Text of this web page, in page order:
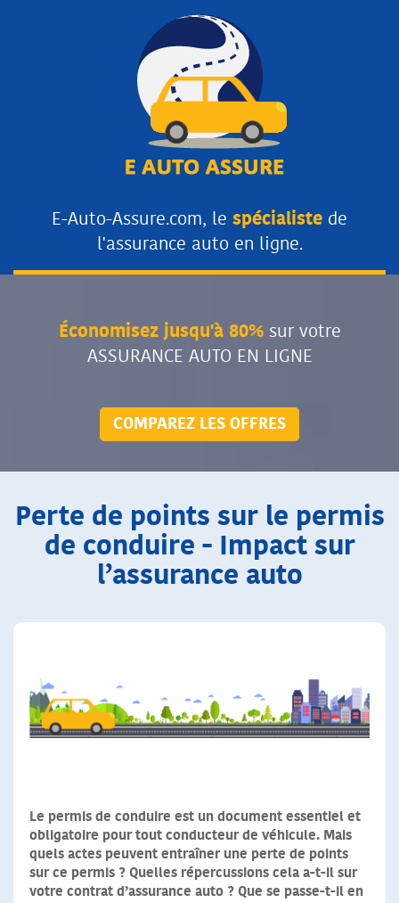
E-Auto-Assure.com, le spécialiste de
l'assurance auto en ligne.
Économisez jusqu'à 80% sur votre
ASSURANCE AUTO EN LIGNE
COMPAREZ LES OFFRES
Perte de points sur le permis
de conduire - Impact sur
l’assurance auto
Le permis de conduire est un document essentiel et
obligatoire pour tout conducteur de véhicule. Mais
quels actes peuvent entraîner une perte de points
sur ce permis ? Quelles répercussions cela a-t-il sur
votre contrat d’assurance auto ? Que se passe-t-il en